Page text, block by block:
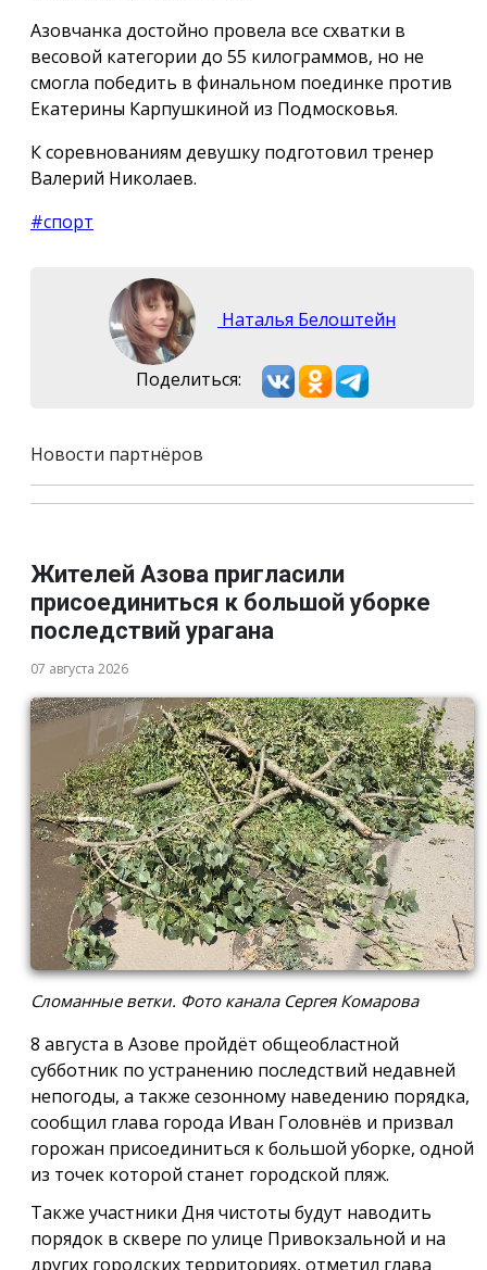
Азовчанка достойно провела все схватки в
весовой категории до 55 килограммов, но не
смогла победить в финальном поединке против
Екатерины Карпушкиной из Подмосковья.
К соревнованиям девушку подготовил тренер
Валерий Николаев.
#спорт
Наталья Белоштейн
Поделиться:
Новости партнёров
Жителей Азова пригласили
присоединиться к большой уборке
последствий урагана
07 августа 2026
Сломанные ветки. Фото канала Сергея Комарова
8 августа в Азове пройдёт общеобластной
субботник по устранению последствий недавней
непогоды, а также сезонному наведению порядка,
сообщил глава города Иван Головнёв и призвал
горожан присоединиться к большой уборке, одной
из точек которой станет городской пляж.
Также участники Дня чистоты будут наводить
порядок в сквере по улице Привокзальной и на
других городских территориях, отметил глава